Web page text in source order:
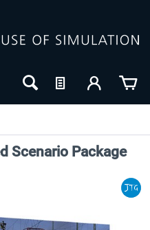
Scenario Package